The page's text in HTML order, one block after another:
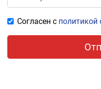
Согласен с политикой